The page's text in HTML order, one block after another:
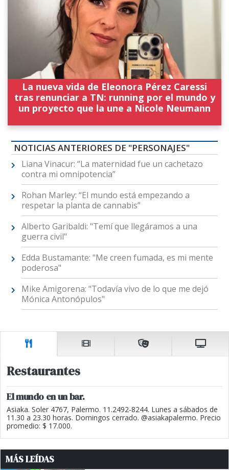
La nueva vida de Eleonora Pérez Caressi
tras renunciar a TN: running por el mundo y
un proyecto que la une a Nicole Neumann
NOTICIAS ANTERIORES DE "PERSONAJES"
Liana Vinacur: “La maternidad fue un cachetazo
contra mi omnipotencia”
Rohan Marley: “El mundo está empezando a
respetar la planta de cannabis”
Alberto Garibaldi: "Temí que llegáramos a una
guerra civil"
Edda Bustamante: "Me creen fumada, es mi mente
poderosa"
Mike Amigorena: "Todavía vivo de lo que me dejó
Mónica Antonópulos"
Restaurantes
El mundo en un bar.
Asiaka. Soler 4767, Palermo. 11.2492-8244. Lunes a sábados de
11.30 a 23.30 horas. Domingos cerrado. @asiakapalermo. Precio
promedio: $ 17.000.
MÁS LEÍDAS